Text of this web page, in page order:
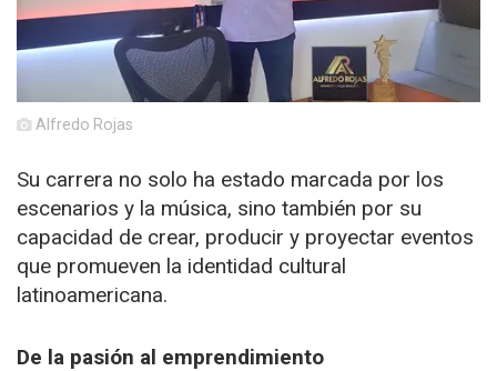
Alfredo Rojas
Su carrera no solo ha estado marcada por los
escenarios y la música, sino también por su
capacidad de crear, producir y proyectar eventos
que promueven la identidad cultural
latinoamericana.
De la pasión al emprendimiento